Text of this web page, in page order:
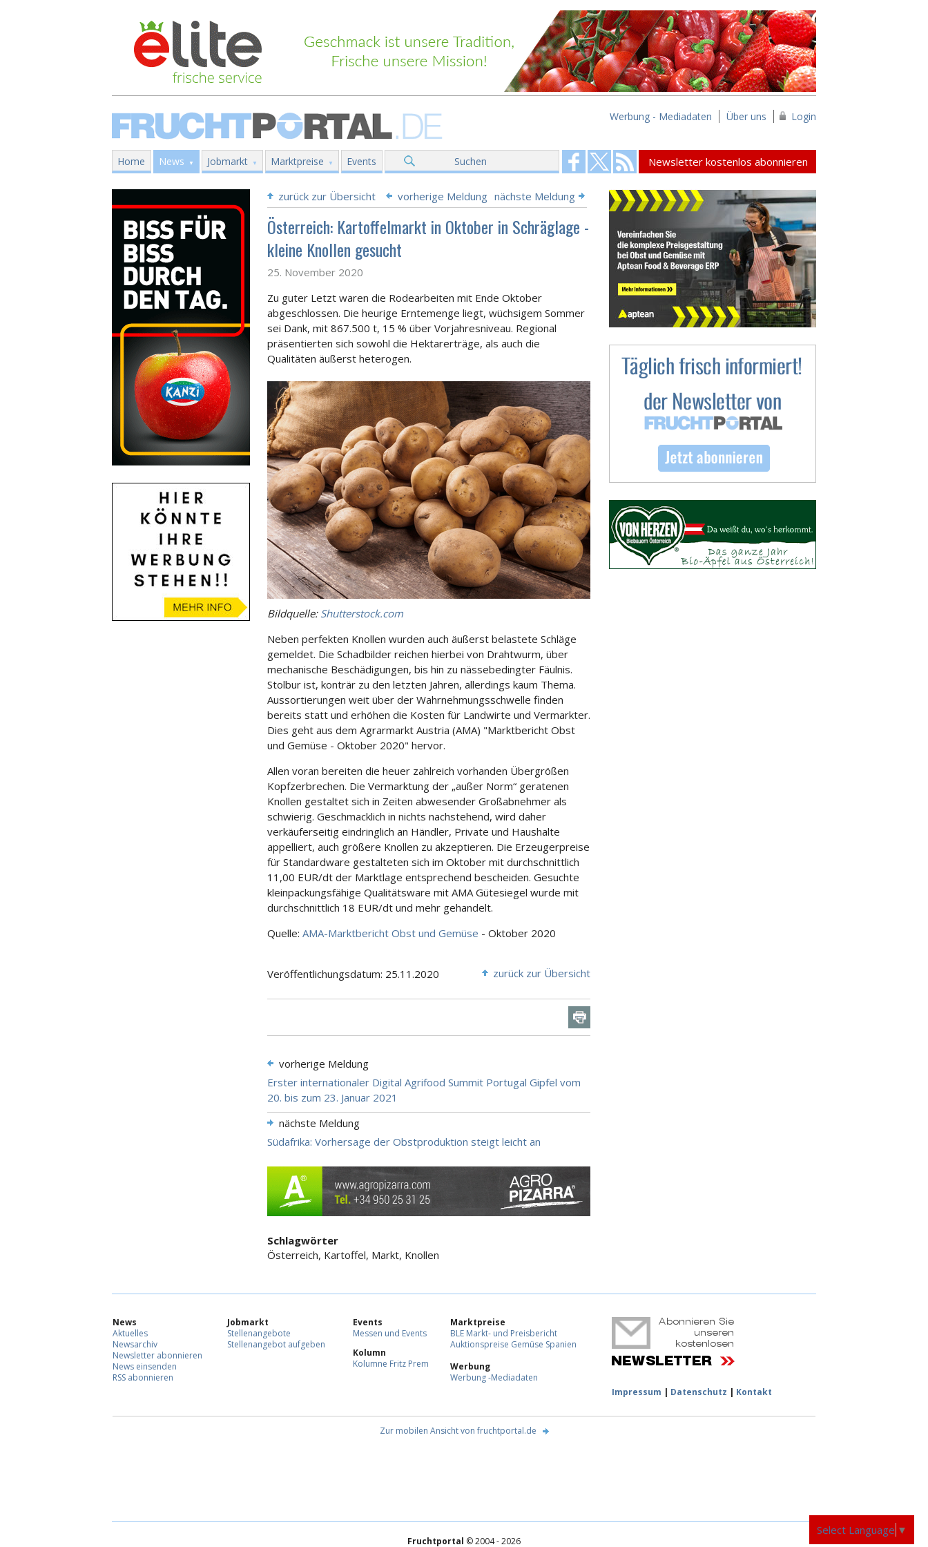
Werbung - Mediadaten Über uns Login
Home News Jobmarkt Marktpreise Events Suchen Newsletter kostenlos abonnieren
zurück zur Übersicht vorherige Meldung nächste Meldung
Österreich: Kartoffelmarkt in Oktober in Schräglage -
kleine Knollen gesucht
25. November 2020
Zu guter Letzt waren die Rodearbeiten mit Ende Oktober
abgeschlossen. Die heurige Erntemenge liegt, wüchsigem Sommer
sei Dank, mit 867.500 t, 15 % über Vorjahresniveau. Regional
präsentierten sich sowohl die Hektarerträge, als auch die
Qualitäten äußerst heterogen.
Bildquelle: Shutterstock.com
Neben perfekten Knollen wurden auch äußerst belastete Schläge
gemeldet. Die Schadbilder reichen hierbei von Drahtwurm, über
mechanische Beschädigungen, bis hin zu nässebedingter Fäulnis.
Stolbur ist, konträr zu den letzten Jahren, allerdings kaum Thema.
Aussortierungen weit über der Wahrnehmungsschwelle finden
bereits statt und erhöhen die Kosten für Landwirte und Vermarkter.
Dies geht aus dem Agrarmarkt Austria (AMA) "Marktbericht Obst
und Gemüse - Oktober 2020" hervor.
Allen voran bereiten die heuer zahlreich vorhanden Übergrößen
Kopfzerbrechen. Die Vermarktung der „außer Norm“ geratenen
Knollen gestaltet sich in Zeiten abwesender Großabnehmer als
schwierig. Geschmacklich in nichts nachstehend, wird daher
verkäuferseitig eindringlich an Händler, Private und Haushalte
appelliert, auch größere Knollen zu akzeptieren. Die Erzeugerpreise
für Standardware gestalteten sich im Oktober mit durchschnittlich
11,00 EUR/dt der Marktlage entsprechend bescheiden. Gesuchte
kleinpackungsfähige Qualitätsware mit AMA Gütesiegel wurde mit
durchschnittlich 18 EUR/dt und mehr gehandelt.
Quelle: AMA-Marktbericht Obst und Gemüse - Oktober 2020
Veröffentlichungsdatum: 25.11.2020 zurück zur Übersicht
vorherige Meldung
Erster internationaler Digital Agrifood Summit Portugal Gipfel vom
20. bis zum 23. Januar 2021
nächste Meldung
Südafrika: Vorhersage der Obstproduktion steigt leicht an
Schlagwörter
Österreich, Kartoffel, Markt, Knollen
News
Aktuelles
Newsarchiv
Newsletter abonnieren
News einsenden
RSS abonnieren
Jobmarkt
Stellenangebote
Stellenangebot aufgeben
Events
Messen und Events
Kolumn
Kolumne Fritz Prem
Marktpreise
BLE Markt- und Preisbericht
Auktionspreise Gemüse Spanien
Werbung
Werbung -Mediadaten
Impressum | Datenschutz | Kontakt
Zur mobilen Ansicht von fruchtportal.de
Fruchtportal © 2004 - 2026
Select Language ▼